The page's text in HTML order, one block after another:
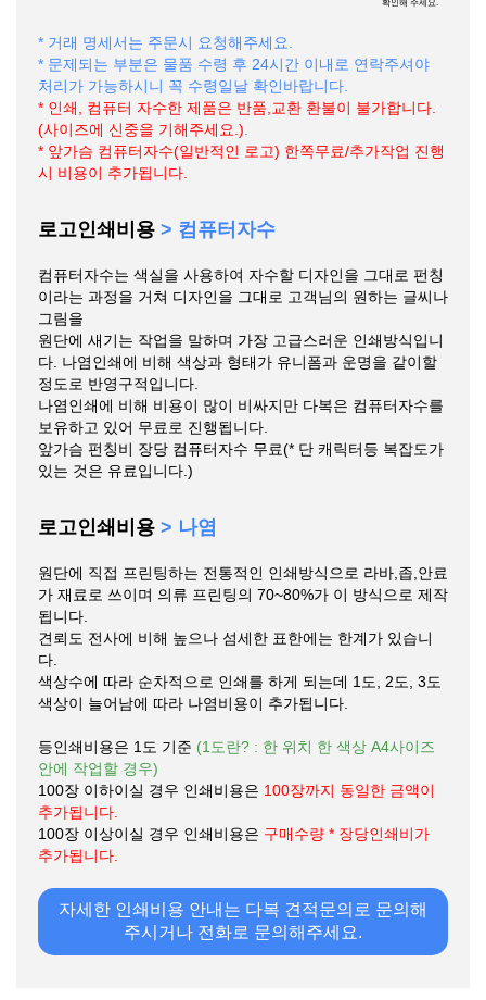
확인해 주세요.
* 거래 명세서는 주문시 요청해주세요.
* 문제되는 부분은 물품 수령 후 24시간 이내로 연락주셔야
처리가 가능하시니 꼭 수령일날 확인바랍니다.
* 인쇄, 컴퓨터 자수한 제품은 반품,교환 환불이 불가합니다.
(사이즈에 신중을 기해주세요.)
* 앞가슴 컴퓨터자수(일반적인 로고) 한쪽무료/추가작업 진행
시 비용이 추가됩니다.
로고인쇄비용 > 컴퓨터자수
컴퓨터자수는 색실을 사용하여 자수할 디자인을 그대로 펀칭
이라는 과정을 거쳐 디자인을 그대로 고객님의 원하는 글씨나
그림을
원단에 새기는 작업을 말하며 가장 고급스러운 인쇄방식입니
다. 나염인쇄에 비해 색상과 형태가 유니폼과 운명을 같이할
정도로 반영구적입니다.
나염인쇄에 비해 비용이 많이 비싸지만 다복은 컴퓨터자수를
보유하고 있어 무료로 진행됩니다.
앞가슴 펀칭비 장당 컴퓨터자수 무료(* 단 캐릭터등 복잡도가
있는 것은 유료입니다.)
로고인쇄비용 > 나염
원단에 직접 프린팅하는 전통적인 인쇄방식으로 라바,좁,안료
가 재료로 쓰이며 의류 프린팅의 70~80%가 이 방식으로 제작
됩니다.
견뢰도 전사에 비해 높으나 섬세한 표한에는 한계가 있습니
다.
색상수에 따라 순차적으로 인쇄를 하게 되는데 1도, 2도, 3도
색상이 늘어남에 따라 나염비용이 추가됩니다.
등인쇄비용은 1도 기준 (1도란? : 한 위치 한 색상 A4사이즈
안에 작업할 경우)
100장 이하이실 경우 인쇄비용은 100장까지 동일한 금액이
추가됩니다.
100장 이상이실 경우 인쇄비용은 구매수량 * 장당인쇄비가
추가됩니다.
자세한 인쇄비용 안내는 다복 견적문의로 문의해
주시거나 전화로 문의해주세요.